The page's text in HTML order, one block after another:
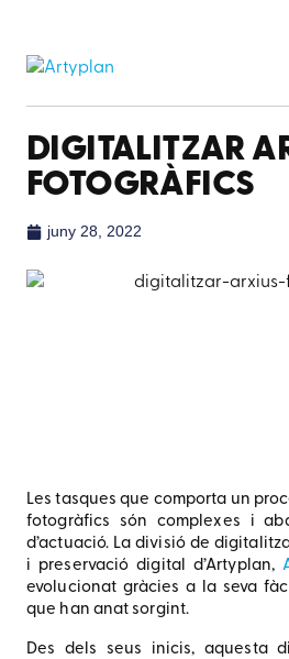
DIGITALITZAR
FOTOGRÀFICS
juny 28, 2022
Les tasques que comporta un
fotogràfics són complexes i
d’actuació. La divisió de
i preservació digital d’Artyplan,
evolucionat gràcies a la seva
que han anat sorgint.
Des dels seus inicis, aquesta